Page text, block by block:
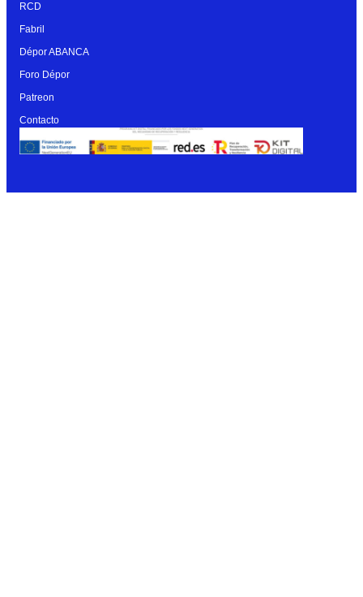
RCD
Fabril
Dépor ABANCA
Foro Dépor
Patreon
Contacto